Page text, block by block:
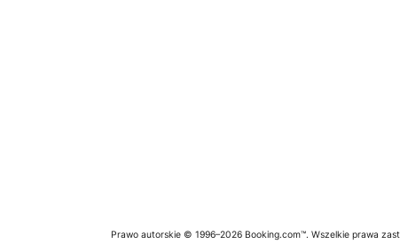
Prawo autorskie © 1996–2026 Booking.com™. Wszelkie prawa